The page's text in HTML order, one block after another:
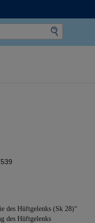
des Hüftgelenks (Sk 28)“
des Hüftgelenks